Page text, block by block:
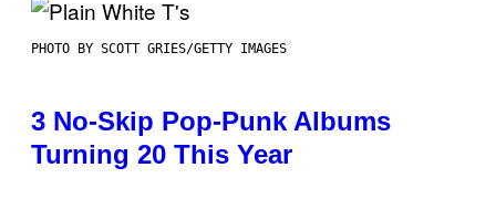
PHOTO BY SCOTT GRIES/GETTY IMAGES
3 No-Skip Pop-Punk Albums
Turning 20 This Year